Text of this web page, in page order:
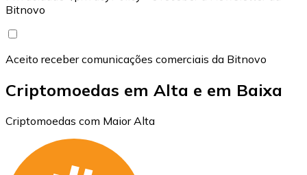
Bitnovo
Aceito receber comunicações comerciais da Bitnovo
Criptomoedas em Alta e em Baixa
Criptomoedas com Maior Alta